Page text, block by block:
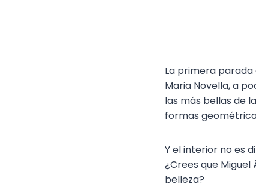
La primera
Maria Novella, a
las más bellas de
formas
Y el interior no es
¿Crees que Miguel
belleza?